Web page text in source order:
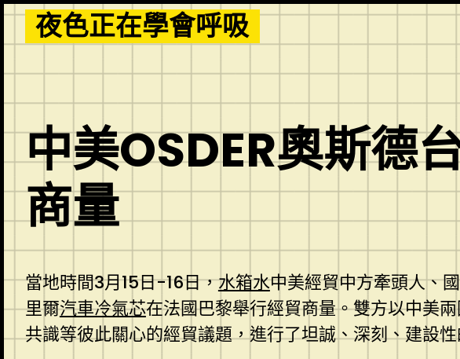
Skip
to
content
夜色正在學會呼吸
中美OSDER奧斯德
商量
當地時間3月15日-16日，水箱水中美經貿中方牽頭人、
里爾汽車冷氣芯在法國巴黎舉行經貿商量。雙方以中美
共識等彼此關心的經貿議題，進行了坦誠、深刻、建設